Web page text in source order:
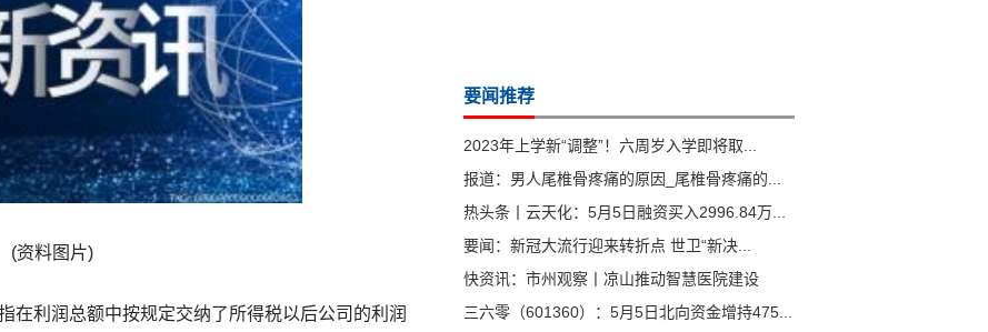
(资料图片)
在利润总额中按规定交纳了所得税以后公司的利润
要闻推荐
2023年上学新“调整”！六周岁入学即将取...
报道：男人尾椎骨疼痛的原因_尾椎骨疼痛的...
热头条丨云天化：5月5日融资买入2996.84万...
要闻：新冠大流行迎来转折点 世卫“新决...
快资讯：市州观察丨凉山推动智慧医院建设
三六零（601360）：5月5日北向资金增持475...